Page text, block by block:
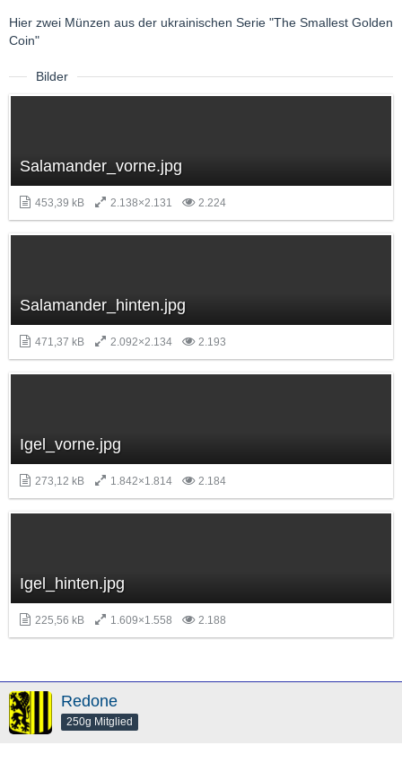
Hier zwei Münzen aus der ukrainischen Serie "The Smallest Golden
Coin"
Bilder
Salamander_vorne.jpg
453,39 kB 2.138×2.131 2.224
Salamander_hinten.jpg
471,37 kB 2.092×2.134 2.193
Igel_vorne.jpg
273,12 kB 1.842×1.814 2.184
Igel_hinten.jpg
225,56 kB 1.609×1.558 2.188
Redone
250g Mitglied